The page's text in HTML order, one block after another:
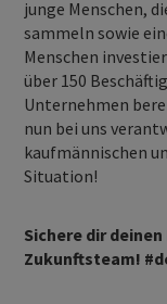
junge Menschen,
sammeln sowie
Menschen
über 150
Unternehmen
nun bei uns
kaufmännischen
Situation!
Sichere dir
Zukunftsteam!